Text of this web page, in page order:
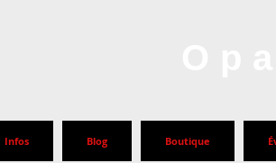
Infos Blog Boutique